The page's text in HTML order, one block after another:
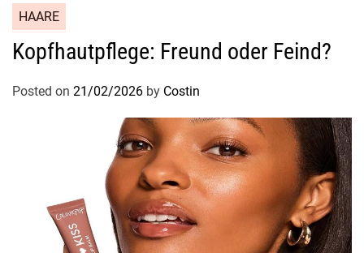
HAARE
Kopfhautpflege: Freund oder Feind?
Posted on 21/02/2026 by Costin